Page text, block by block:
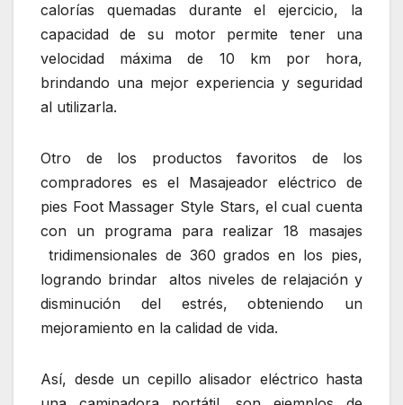
calorías quemadas durante el ejercicio, la
capacidad de su motor permite tener una
velocidad máxima de 10 km por hora,
brindando una mejor experiencia y seguridad
al utilizarla.
Otro de los productos favoritos de los
compradores es el Masajeador eléctrico de
pies Foot Massager Style Stars, el cual cuenta
con un programa para realizar 18 masajes
tridimensionales de 360 grados en los pies,
logrando brindar altos niveles de relajación y
disminución del estrés, obteniendo un
mejoramiento en la calidad de vida.
Así, desde un cepillo alisador eléctrico hasta